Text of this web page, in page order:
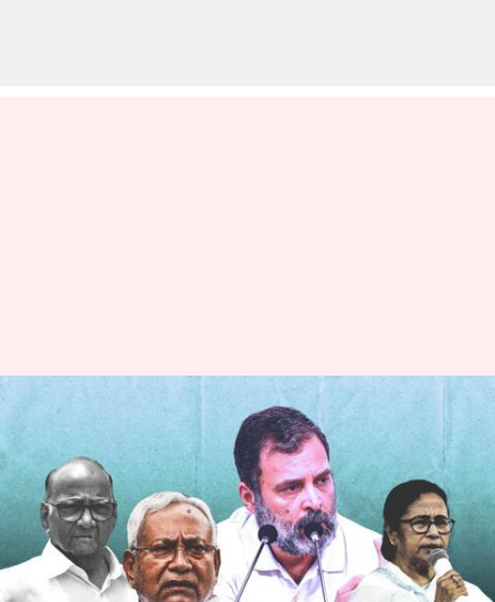
మహిళా రిజర్వేషన్ బిల్లుపై ఇండియా
కూటమిలో భిన్న వాదనలు..
ఎవరెమన్నారో తెలుసా
వ్రాసిన వారు TEJAVYAS BESTHA Sep 19, 2023 05:22 pm
ఈ వార్తాకథనం ఏంటి